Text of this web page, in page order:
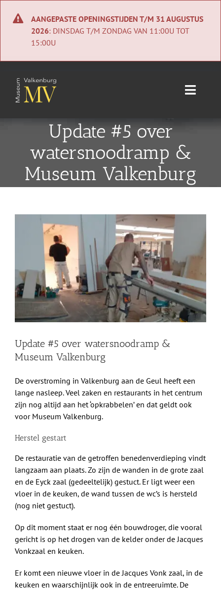
naar
AANGEPASTE OPENINGSTIJDEN T/M 31 AUGUSTUS
2026: DINSDAG T/M ZONDAG VAN 11:00U TOT
15:00U
Toggle
Home
Nieuws
Agenda
Over Ons
BEZOEK
Update #5 over
watersnoodramp &
Museum Valkenburg
afbeelding
Update #5 over watersnoodramp &
Museum Valkenburg
De overstroming in Valkenburg aan de Geul heeft een
lange nasleep. Veel zaken en restaurants in het centrum
zijn nog altijd aan het ‘opkrabbelen’ en dat geldt ook
voor Museum Valkenburg.
Herstel gestart
De restauratie van de getroffen benedenverdieping vindt
langzaam aan plaats. Zo zijn de wanden in de grote zaal
en de Eyck zaal (gedeeltelijk) gestuct. Er ligt weer een
vloer in de keuken, de wand tussen de wc’s is hersteld
(nog niet gestuct).
Op dit moment staat er nog één bouwdroger, die vooral
gericht is op het drogen van de kelder onder de Jacques
Vonkzaal en keuken.
Er komt een nieuwe vloer in de Jacques Vonk zaal, in de
keuken en waarschijnlijk ook in de entreeruimte. De